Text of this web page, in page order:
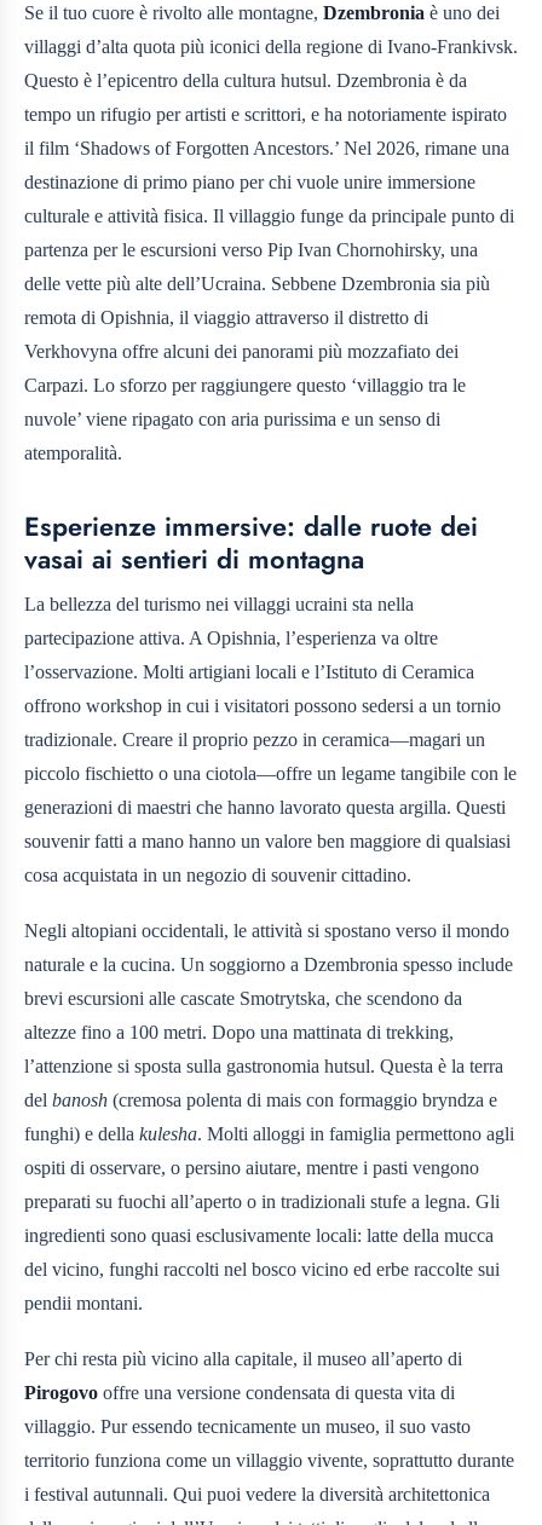
Se il tuo cuore è rivolto alle montagne, Dzembronia è uno dei
villaggi d’alta quota più iconici della regione di Ivano-Frankivsk.
Questo è l’epicentro della cultura hutsul. Dzembronia è da
tempo un rifugio per artisti e scrittori, e ha notoriamente ispirato
il film ‘Shadows of Forgotten Ancestors.’ Nel 2026, rimane una
destinazione di primo piano per chi vuole unire immersione
culturale e attività fisica. Il villaggio funge da principale punto di
partenza per le escursioni verso Pip Ivan Chornohirsky, una
delle vette più alte dell’Ucraina. Sebbene Dzembronia sia più
remota di Opishnia, il viaggio attraverso il distretto di
Verkhovyna offre alcuni dei panorami più mozzafiato dei
Carpazi. Lo sforzo per raggiungere questo ‘villaggio tra le
nuvole’ viene ripagato con aria purissima e un senso di
atemporalità.
Esperienze immersive: dalle ruote dei
vasai ai sentieri di montagna
La bellezza del turismo nei villaggi ucraini sta nella
partecipazione attiva. A Opishnia, l’esperienza va oltre
l’osservazione. Molti artigiani locali e l’Istituto di Ceramica
offrono workshop in cui i visitatori possono sedersi a un tornio
tradizionale. Creare il proprio pezzo in ceramica—magari un
piccolo fischietto o una ciotola—offre un legame tangibile con le
generazioni di maestri che hanno lavorato questa argilla. Questi
souvenir fatti a mano hanno un valore ben maggiore di qualsiasi
cosa acquistata in un negozio di souvenir cittadino.
Negli altopiani occidentali, le attività si spostano verso il mondo
naturale e la cucina. Un soggiorno a Dzembronia spesso include
brevi escursioni alle cascate Smotrytska, che scendono da
altezze fino a 100 metri. Dopo una mattinata di trekking,
l’attenzione si sposta sulla gastronomia hutsul. Questa è la terra
del banosh (cremosa polenta di mais con formaggio bryndza e
funghi) e della kulesha. Molti alloggi in famiglia permettono agli
ospiti di osservare, o persino aiutare, mentre i pasti vengono
preparati su fuochi all’aperto o in tradizionali stufe a legna. Gli
ingredienti sono quasi esclusivamente locali: latte della mucca
del vicino, funghi raccolti nel bosco vicino ed erbe raccolte sui
pendii montani.
Per chi resta più vicino alla capitale, il museo all’aperto di
Pirogovo offre una versione condensata di questa vita di
villaggio. Pur essendo tecnicamente un museo, il suo vasto
territorio funziona come un villaggio vivente, soprattutto durante
i festival autunnali. Qui puoi vedere la diversità architettonica